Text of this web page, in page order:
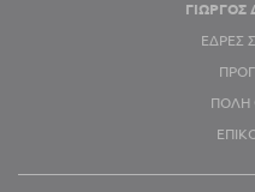
ΓΙΏΡΓΟΣ
ΈΔΡΕΣ
ΠΌΛΗ